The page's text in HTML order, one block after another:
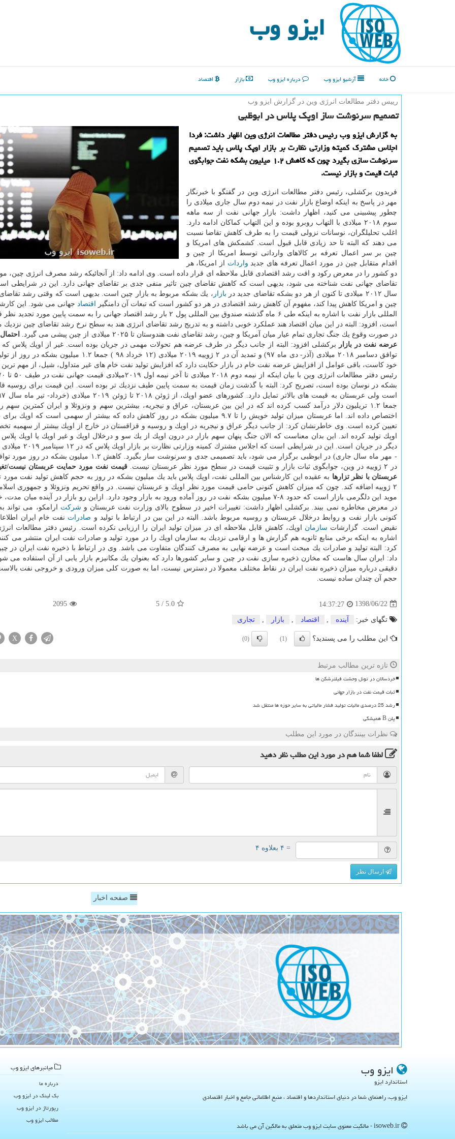
ایزو وب
خانه آرشیو ایزو وب درباره ایزو وب بازار اقتصاد
رییس دفتر مطالعات انرژی وین در گزارش ایزو وب
تصمیم سرنوشت ساز اوپك پلاس در ابوظبی
به گزارش ایزو وب رئیس دفتر مطالعات انرژی وین اظهار داشت: فردا
اجلاس مشترك كمیته وزارتی نظارت بر بازار اوپك پلاس باید تصمیم
سرنوشت سازی بگیرد چون كه كاهش ۱.۲ میلیون بشكه نفت جوابگوی
ثبات قیمت و بازار نیست.
فریدون بركشلی، رئیس دفتر مطالعات انرژی وین در گفتگو با خبرنگار
مهر در پاسخ به اینكه اوضاع بازار نفت در نیمه دوم سال جاری میلادی را
چطور پیشبینی می كنید، اظهار داشت: بازار جهانی نفت از سه ماهه
سوم ۲۰۱۸ میلادی با التهاب روبرو بوده و این التهاب كماكان ادامه دارد.
اغلب تحلیلگران، نوسانات نزولی قیمت را به طرف كاهش تقاضا نسبت
می دهند كه البته تا حد زیادی قابل قبول است. كشمكش های امریكا و
چین بر سر اعمال تعرفه بر كالاهای وارداتی توسط امریكا از چین و
اقدام متقابل چین در مورد اعمال تعرفه های جدید واردات از امریكا، هر
دو كشور را در معرض ركود و افت رشد اقتصادی قابل ملاحظه ای قرار داده است. وی ادامه داد: از آنجائیكه رشد مصرف انرژی چین،
تقاضای جهانی نفت شناخته می شود، بدیهی است كه كاهش تقاضای چین تاثیر منفی جدی بر تقاضای جهانی دارد. این در شرایطی
سال ۲۰۱۲ میلادی تا كنون از هر دو بشكه تقاضای جدید در
بازار ، یك بشكه مربوط به بازار چین است. بدیهی است كه وقتی رشد
چین و امریكا كاهش پیدا كند، مفهوم آن كاهش رشد اقتصادی در هر دو كشور است كه تبعات آن دامنگیر
اقتصاد جهانی می شود. این
المللی بازار نفت با اشاره به اینكه طی ۶ ماه گذشته صندوق بین المللی پول ۲ بار رشد اقتصاد جهانی را به سمت پایین مورد
است، افزود: البته در این میان اقتصاد هند عملكرد خوبی داشته و به تدریج رشد تقاضای انرژی هند به سطح نرخ رشد تقاضای چین
در صورت وقوع یك جنگ تجاری تمام عیار میان آمریكا و چین، رشد تقاضای نفت هندوستان تا ۲۰۲۵ میلادی از چین پیشی می گیرد.
عرضه نفت در بازار
بركشلی افزود: البته از جانب دیگر در طرف عرضه هم تحولات مهمی در جریان بوده است. غیر از اوپك پلاس كه
توافق دسامبر ۲۰۱۸ میلادی (آذر- دی ماه ۹۷) و تمدید آن در ۲ ژوییه ۲۰۱۹ میلادی (۱۲ خرداد ۹۸ ) جمعا ۱.۲
خود كاست، باقی عوامل از افزایش عرضه نفت خام در بازار حكایت دارد كه افزایش تولید نفت خام های غیر متداول، شیل، از مهم
بشكه در نوسان بوده است، تصریح كرد: البته با گذشت زمان قیمت به سمت پایین طیف نزدیك تر بوده است. این قیمت برای روسیه
جمعا ۱.۲ تریلیون دلار درآمد كسب كرده اند كه در این بین عربستان، عراق و نیجریه، بیشترین سهم و ونزوئلا و ایران كمترین سهم
اختصاص داده اند. اما عربستان میزان تولید خویش را تا ۹.۷ میلیون بشكه در روز كاهش داده كه بیشتر از سهمی است كه
تعیین كرده است. وی خاطرنشان كرد: از جانب دیگر عراق و نیجریه در اوپك و روسیه و قزاقستان در خارج از اوپك بیشتر از سهمیه
اوپك تولید كرده اند. این بدان معناست كه الان جنگ پنهان سهم بازار در درون اوپك از یك سو و درخلال اوپك و غیر اوپك یا اوپك
دیگر در جریان است. این در شرایطی است كه اجلاس مشترك
- مهر ماه سال جاری) در ابوظبی برگزار می شود، باید تصمیمی جدی و سرنوشت ساز بگیرد. كاهش ۱.۲
در ۲ ژوییه در وین، جوابگوی ثبات بازار و تثبیت قیمت در سطح مورد نظر عربستان نیست.
قیمت نفت مورد حمایت عربستان نیست/
عربستان با نظر تزارها به عقیده این كارشناس بین المللی نفت، اوپك پلاس باید یك میلیون بشكه در روز به حجم كاهش تولید نفت مورد
۲ ژوییه اضافه كند. چون كه میزان كاهش كنونی حامی قیمت مورد نظر اوپك و عربستان نیست. در واقع تحریم ونزوئلا و جمهوری
موید این دلگرمی بازار است كه حدود ۸-۷ میلیون بشكه نفت در روز آماده ورود به بازار وجود دارد. ازاین رو بازار در آینده میان
در معرض مخاطره نمی بیند. بركشلی اظهار داشت: تغییرات اخیر در سطوح بالای وزارت نفت عربستان و شركت ارامكو، می تواند
كنونی بازار نفت و روابط درخلال عربستان و روسیه مربوط باشد. البته در این بین در ارتباط با تولید و صادرات نفت خام ایران
نقیض است. گزارشات سازمان اوپك، كاهش قابل ملاحظه ای در میزان تولید ایران را ارزیابی نكرده است. رئیس دفتر مطالعات
اشاره به اینكه برخی منابع ثانویه هم گزارش ها و ارقامی نزدیك به سازمان اوپك را در مورد تولید و صادرات نفت ایران منتشر می
كرد: البته تولید و صادرات یك مبحث است و عرضه نهایی به مصرف كنندگان متفاوت می باشد. وی در ارتباط با ذخیره نفت ایران در
داد: ایران سال هاست كه مخازن ذخیره سازی نفت در چین و سایر كشورها دارد كه بعنوان یك مكانیزم بازار یابی از آن استفاده می
دقیقی درباره میزان ذخیره نفت ایران در نقاط مختلف معمولا در دسترس نیست، اما به صورت كلی میزان ورودی و خروجی نفت
حجم آن چندان ساده نیست.
1398/06/22
14:37:27
5.0
/
5
2095
تگهای خبر: آینده اقتصاد بازار تجاری
این مطلب را می پسندید؟ (1)
(0)
X
تازه ترین مطالب مرتبط
خردسالان در تونل وحشت فیلترشکن ها
ثبات قیمت نفت در بازار جهانی
رشد 25 درصدی مالیات تولید فشار مالیاتی به سایر حوزه ها منتقل شد
پلن B همیشگی
نظرات بینندگان در مورد این مطلب
لطفا شما همدر مورد این مطلبنظر دهید
= ۴ بعلاوه ۴
ارسال نظر
صفحه اخبار
ایزو وب
استاندارد ایزو
ایزو وب، راهنمای شما در دنیای استانداردها و اقتصاد ، منبع اطلاعاتی جامع و اخبار اقتصادی
میانبرهای ایزو وب
درباره ما
بک لینک در ایزو وب
رپورتاژ در ایزو وب
مطالب ایزو وب